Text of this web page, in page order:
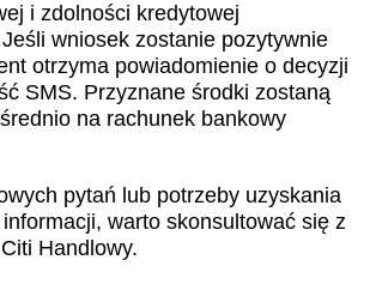
i zdolności kredytowej
wniosek zostanie pozytywnie
otrzyma powiadomienie o decyzji
SMS. Przyznane środki zostaną
na rachunek bankowy
pytań lub potrzeby uzyskania
informacji, warto skonsultować się z
Handlowy.